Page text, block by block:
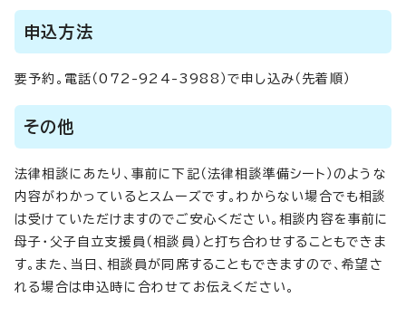
申込方法
要予約。電話（072-924-3988）で申し込み（先着順）
その他
法律相談にあたり、事前に下記（法律相談準備シート）のような
内容がわかっているとスムーズです。わからない場合でも相談
は受けていただけますのでご安心ください。相談内容を事前に
母子・父子自立支援員（相談員）と打ち合わせすることもできま
す。また、当日、相談員が同席することもできますので、希望さ
れる場合は申込時に合わせてお伝えください。